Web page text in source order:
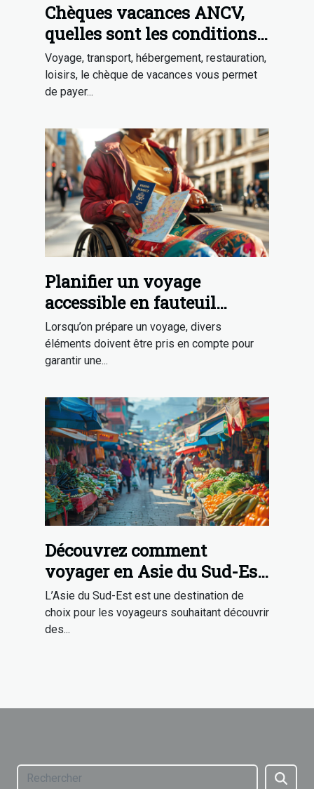
Chèques vacances ANCV,
quelles sont les conditions
pour en avoir ?
Voyage, transport, hébergement, restauration,
loisirs, le chèque de vacances vous permet
de payer...
Planifier un voyage
accessible en fauteuil
roulant : Conseils et
ressources
Lorsqu’on prépare un voyage, divers
éléments doivent être pris en compte pour
garantir une...
Découvrez comment
voyager en Asie du Sud-Est
avec un budget limité
L’Asie du Sud-Est est une destination de
choix pour les voyageurs souhaitant découvrir
des...